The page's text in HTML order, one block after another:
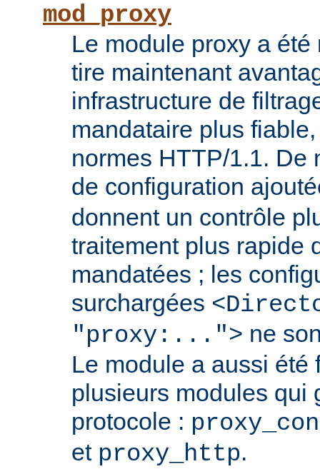
mod_proxy
Le module proxy a été
tire maintenant
infrastructure de
mandataire plus
normes HTTP/1.1. De
de configuration
donnent un contrôle
traitement plus rapide
mandatées ; les
surchargées
"proxy:..."> ne
Le module a aussi été
plusieurs modules qui
protocole :
et proxy_http.